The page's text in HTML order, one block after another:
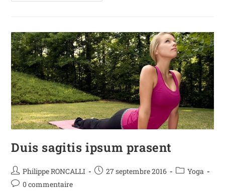
Duis sagitis ipsum prasent
Philippe RONCALLI 27 septembre 2016
Yoga
0 commentaire